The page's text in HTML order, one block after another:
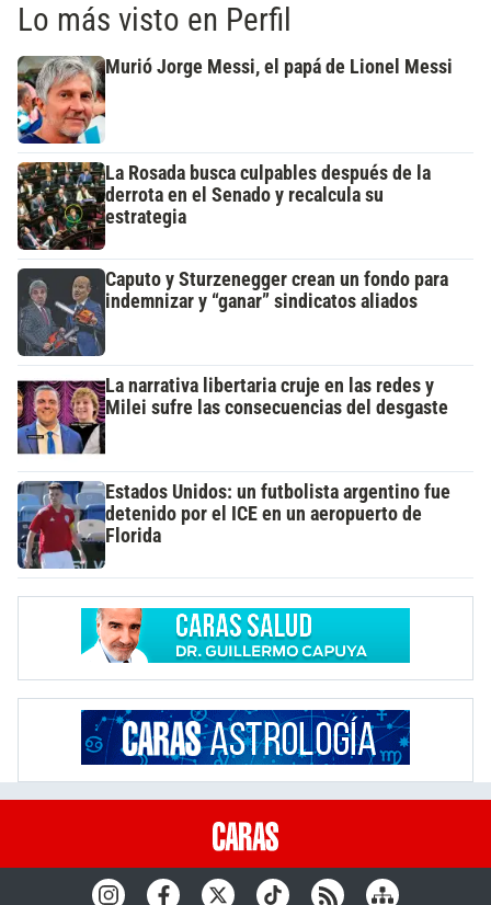
Lo más visto en Perfil
Murió Jorge Messi, el papá de Lionel Messi
La Rosada busca culpables después de la
derrota en el Senado y recalcula su
estrategia
Caputo y Sturzenegger crean un fondo para
indemnizar y “ganar” sindicatos aliados
La narrativa libertaria cruje en las redes y
Milei sufre las consecuencias del desgaste
Estados Unidos: un futbolista argentino fue
detenido por el ICE en un aeropuerto de
Florida